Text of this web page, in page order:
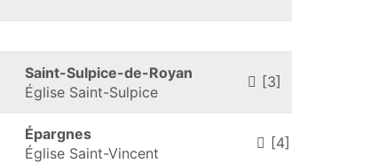
Saint-Sulpice-de-Royan
Église Saint-Sulpice
[3]
Épargnes
Église Saint-Vincent
[4]